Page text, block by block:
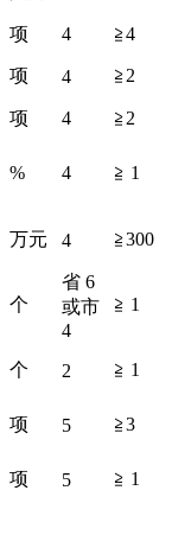
项 4
≧4
项 4 ≧2
项 4
≧2
% 4 ≧ 1
万元 4 ≧300
个
省 6
或市
4
≧ 1
个 2 ≧ 1
项 5 ≧3
项 5 ≧ 1